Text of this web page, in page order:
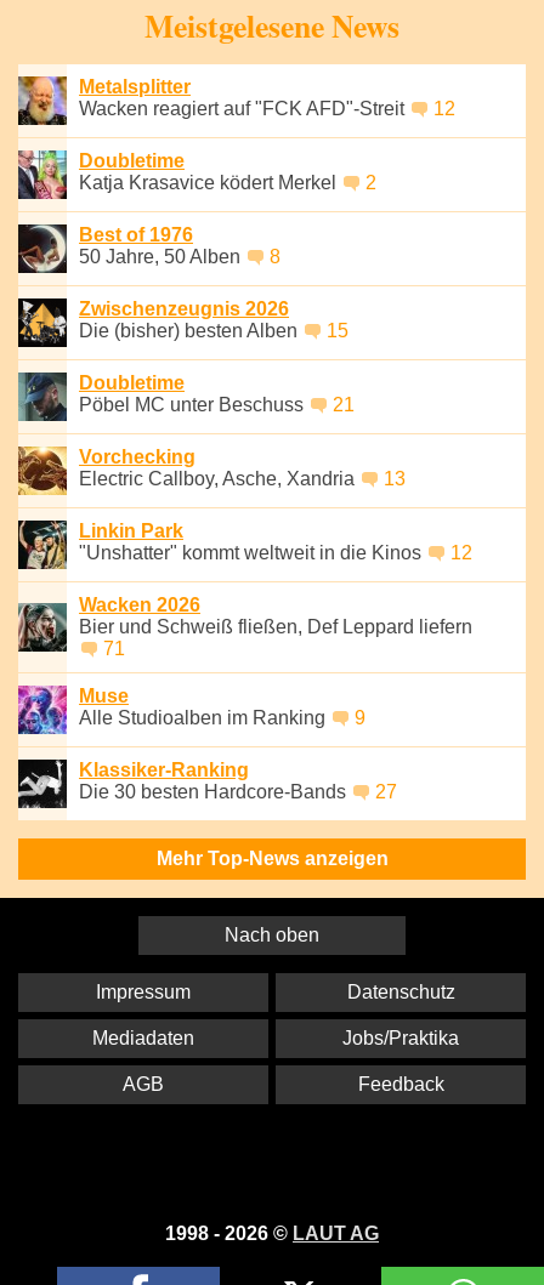
Meistgelesene News
Metalsplitter
Wacken reagiert auf "FCK AFD"-Streit
12
Doubletime
Katja Krasavice ködert Merkel
2
Best of 1976
50 Jahre, 50 Alben
8
Zwischenzeugnis 2026
Die (bisher) besten Alben
15
Doubletime
Pöbel MC unter Beschuss
21
Vorchecking
Electric Callboy, Asche, Xandria
13
Linkin Park
"Unshatter" kommt weltweit in die Kinos
12
Wacken 2026
Bier und Schweiß fließen, Def Leppard liefern
71
Muse
Alle Studioalben im Ranking
9
Klassiker-Ranking
Die 30 besten Hardcore-Bands
27
Mehr Top-News anzeigen
Nach oben
1998 - 2026 © LAUT AG
Impressum Datenschutz
Mediadaten Jobs/Praktika
AGB Feedback